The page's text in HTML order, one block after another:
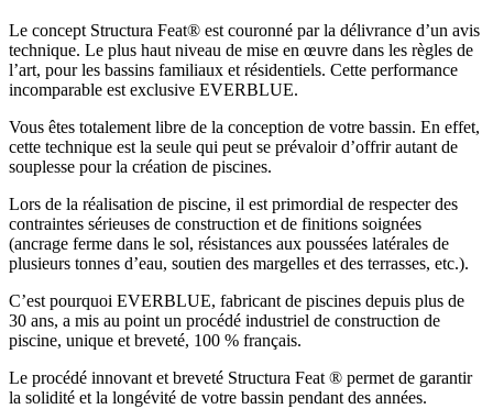
Le concept Structura Feat® est couronné par la délivrance d’un avis
technique. Le plus haut niveau de mise en œuvre dans les règles de
l’art, pour les bassins familiaux et résidentiels. Cette performance
incomparable est exclusive EVERBLUE.
Vous êtes totalement libre de la conception de votre bassin. En effet,
cette technique est la seule qui peut se prévaloir d’offrir autant de
souplesse pour la création de piscines.
Lors de la réalisation de piscine, il est primordial de respecter des
contraintes sérieuses de construction et de finitions soignées
(ancrage ferme dans le sol, résistances aux poussées latérales de
plusieurs tonnes d’eau, soutien des margelles et des terrasses, etc.).
C’est pourquoi EVERBLUE, fabricant de piscines depuis plus de
30 ans, a mis au point un procédé industriel de construction de
piscine, unique et breveté, 100 % français.
Le procédé innovant et breveté Structura Feat ® permet de garantir
la solidité et la longévité de votre bassin pendant des années.